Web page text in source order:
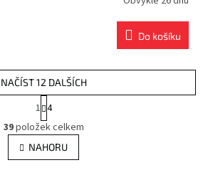
Do košíku
O
v
l
á
NAČÍST 12 DALŠÍCH
t
r
á
n
k
1 4
39položek celkem
NAHORU